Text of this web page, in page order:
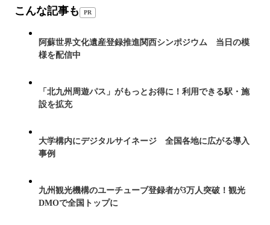
こんな記事も PR
阿蘇世界文化遺産登録推進関西シンポジウム 当日の模
様を配信中
「北九州周遊パス」がもっとお得に！利用できる駅・施
設を拡充
大学構内にデジタルサイネージ 全国各地に広がる導入
事例
九州観光機構のユーチューブ登録者が3万人突破！観光
DMOで全国トップに